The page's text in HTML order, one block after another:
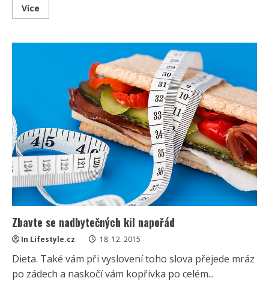
Více
more
Vaši
Zbavte se nadbytečných kil napořád
In Lifestyle.cz 18. 12. 2015
Dieta. Také vám při vyslovení toho slova přejede mráz
po zádech a naskočí vám kopřivka po celém...